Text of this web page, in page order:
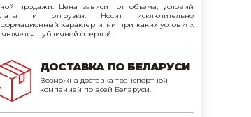
продажи. Цена зависит от объема, условий
и отгрузки. Носит исключительно
характер и ни при каких условиях
является публичной офертой.
ДОСТАВКА ПО БЕЛАРУСИ
Возможна доставка транспортной
компанией по всей Беларуси.